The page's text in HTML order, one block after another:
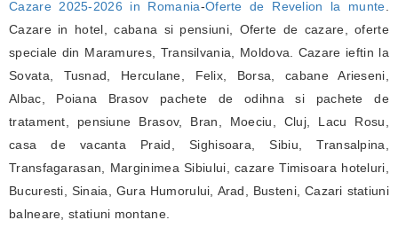
Cazare 2025-2026 in Romania-Oferte de Revelion la munte
Cazare in hotel, cabana si pensiuni, Oferte de cazare, oferte
speciale din Maramures, Transilvania, Moldova. Cazare ieftin la
Sovata, Tusnad, Herculane, Felix, Borsa, cabane Arieseni,
Albac, Poiana Brasov pachete de odihna si pachete de
tratament, pensiune Brasov, Bran, Moeciu, Cluj, Lacu Rosu,
casa de vacanta Praid, Sighisoara, Sibiu, Transalpina,
Transfagarasan, Marginimea Sibiului, cazare Timisoara hoteluri,
Bucuresti, Sinaia, Gura Humorului, Arad, Busteni, Cazari statiuni
balneare, statiuni montane.